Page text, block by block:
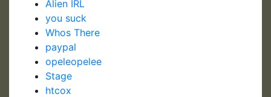
Alien IRL
you suck
Whos There
paypal
opeleopelee
Stage
htcox